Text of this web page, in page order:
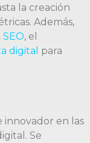
la creación
Además,
SEO, el
digital para
innovador en las
Se